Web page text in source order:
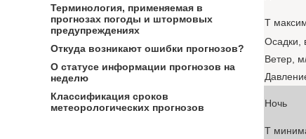
T
Осадки,
Ветер,
Ночь
T
Терминология, применяемая в
прогнозах погоды и штормовых
предупреждениях
Откуда возникают ошибки прогнозов?
О статусе информации прогнозов на
неделю
Классификация сроков
метеорологических прогнозов